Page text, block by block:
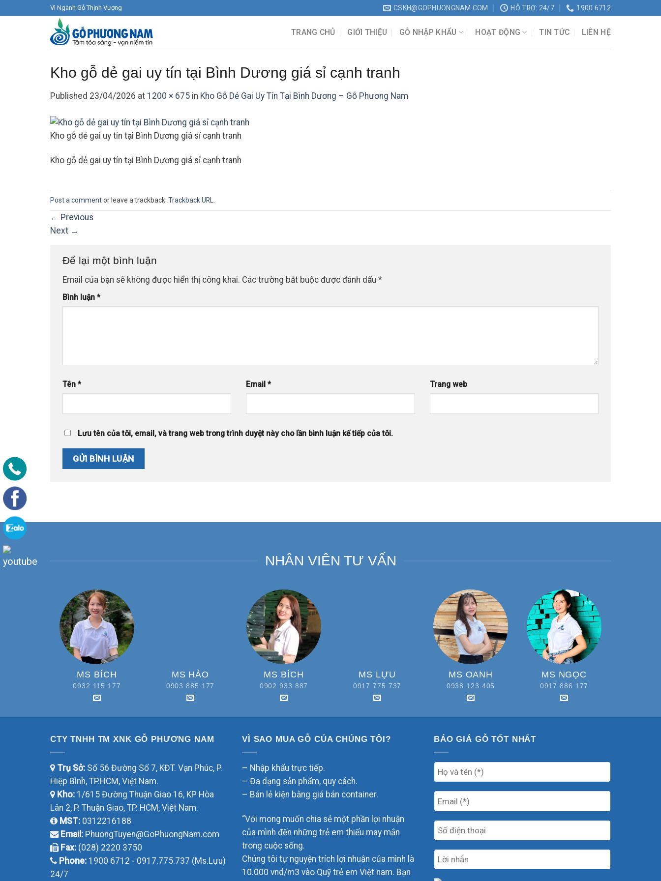
Vì Ngành Gỗ Thịnh Vượng CSKH@GOPHUONGNAM.COM HỖ TRỢ: 24/7 1900 6712
TRANG CHỦ GIỚI THIỆU GỖ NHẬP KHẨU HOẠT ĐỘNG TIN TỨC LIÊN HỆ
Kho gỗ dẻ gai uy tín tại Bình Dương giá sỉ cạnh tranh
Published 23/04/2026 at 1200 × 675 in Kho Gỗ Dẻ Gai Uy Tín Tại Bình Dương – Gỗ Phương Nam
Kho gỗ dẻ gai uy tín tại Bình Dương giá sỉ cạnh tranh
Kho gỗ dẻ gai uy tín tại Bình Dương giá sỉ cạnh tranh
Post a commentor leave a trackback: Trackback URL.
← Previous
Next →
Để lại một bình luận
Email của bạn sẽ không được hiển thị công khai. Các trường bắt buộc được đánh dấu *
Bình luận *
Tên * Email* Trang web
Lưu tên của tôi, email, và trang web trong trình duyệt này cho lần bình luận kế tiếp của tôi.
NHÂN VIÊN TƯ VẤN
MS BÍCH
0932 115 177
MS HẢO
0903 885 177
MS BÍCH
0902 933 887
MS LỰU
0917 775 737
MS OANH
0938 123 405
MS NGỌC
0917 886 177
CTY TNHH TM XNK GỖ PHƯƠNG NAM
Trụ Sở: Số 56 Đường Số 7, KĐT. Vạn Phúc, P.
Hiệp Bình, TP.HCM, Việt Nam.
Kho: 1/615 Đường Thuận Giao 16, KP Hòa
Lân 2, P. Thuận Giao, TP. HCM, Việt Nam.
MST: 0312216188
Email: PhuongTuyen@GoPhuongNam.com
Fax: (028) 2220 3750
Phone: 1900 6712 - 0917.775.737 (Ms.Lựu)
24/7
VÌ SAO MUA GỖ CỦA CHÚNG TÔI?
– Nhập khẩu trực tiếp.
– Đa dạng sản phẩm, quy cách.
– Bán lẻ kiện bằng giá bán container.
“Với mong muốn chia sẻ một phần lợi nhuận
của mình đến những trẻ em thiếu may mắn
trong cuộc sống.
Chúng tôi tự nguyện trích lợi nhuận của mình là
10.000 vnd/m3 vào Quỹ trẻ em Việt nam. Bạn
BÁO GIÁ GỖ TỐT NHẤT